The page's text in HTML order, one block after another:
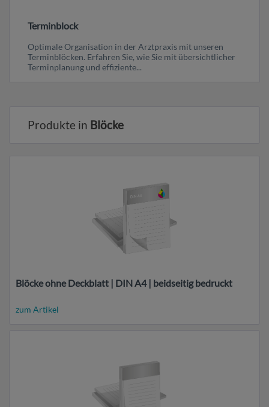
Terminblock
Optimale Organisation in der Arztpraxis mit unseren
Terminblöcken. Erfahren Sie, wie Sie mit übersichtlicher
Terminplanung und effiziente...
Produkte in Blöcke
Blöcke ohne Deckblatt | DIN A4 | beidseitig bedruckt
zum Artikel